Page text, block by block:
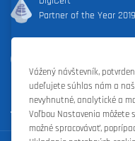
Partner of the Year 2019
2022
Vážený návštevník,
udeľujete súhlas nám a
nevyhnutné, analytické a
Voľbou Nastavenia môžete
možné spracovávať,